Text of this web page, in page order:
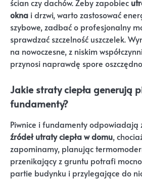
ścian czy dachów. Żeby zapobiec
okna i drzwi, warto zastosować
szybowe, zadbać o profesjonalny
sprawdzać szczelność uszczelek.
na nowoczesne, z niskim
przynosi naprawdę spore
Jakie straty ciepła generują
fundamenty?
Piwnice i fundamenty odpowiadają
źródeł utraty ciepła w domu,
zapominamy, planując
przenikający z gruntu potrafi
partie budynku i przylegające do